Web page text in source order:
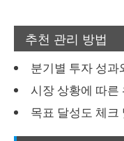
추천 관리 방법
분기별 투자 성과
시장 상황에 따른
목표 달성도 체크